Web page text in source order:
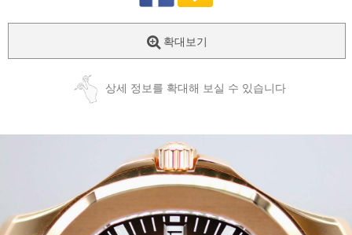
확대보기
상세 정보를 확대해 보실 수 있습니다